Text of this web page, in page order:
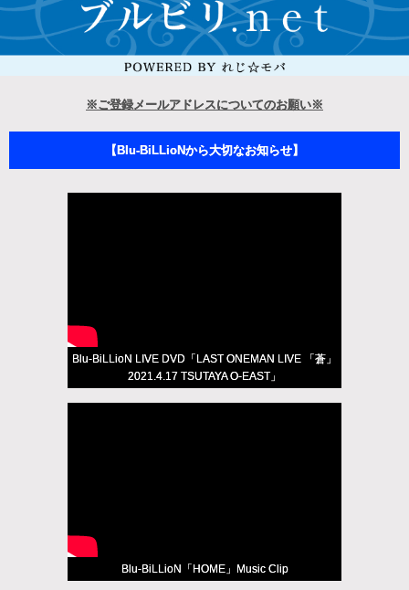
※ご登録メールアドレスについてのお願い※
【Blu-BiLLioNから大切なお知らせ】
Blu-BiLLioN LIVE DVD「LAST ONEMAN LIVE 「蒼」
2021.4.17 TSUTAYA O-EAST」
Blu-BiLLioN「HOME」Music Clip